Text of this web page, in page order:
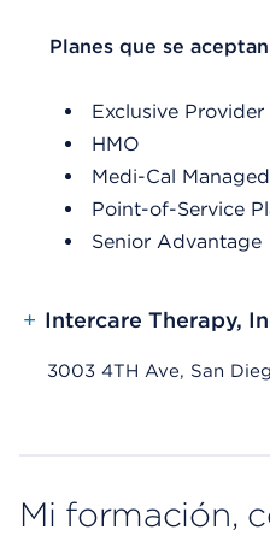
List Header Planes que se
Planes que se aceptan
Exclusive
HMO
Medi-Cal
Point-of-Service
Senior Advantage
+ Intercare Therapy,
3003 4TH Ave, San
Mi formación,